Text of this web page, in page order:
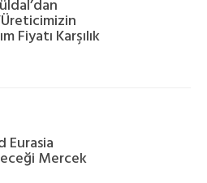
Fiyatı Karşılık
Eurasia
Mercek